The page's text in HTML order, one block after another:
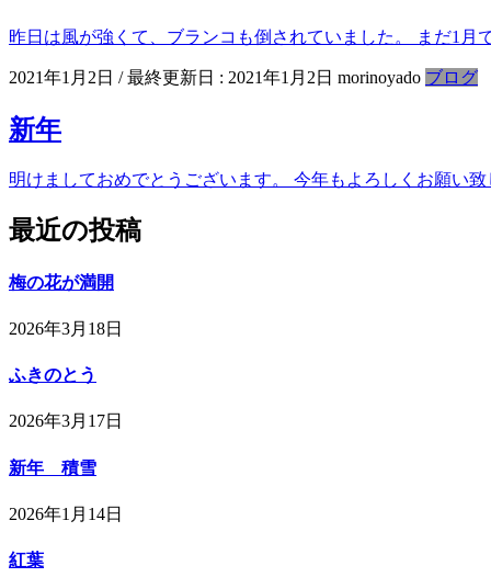
昨日は風が強くて、ブランコも倒されていました。 まだ1
2021年1月2日 / 最終更新日 : 2021年1月2日 morinoyado ブログ
新年
明けましておめでとうございます。 今年もよろしくお願い
最近の投稿
梅の花が満開
2026年3月18日
ふきのとう
2026年3月17日
新年 積雪
2026年1月14日
紅葉